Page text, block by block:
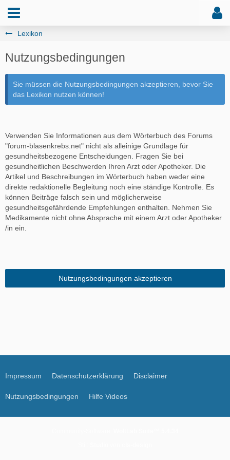
Lexikon
Nutzungsbedingungen
Sie müssen die Nutzungsbedingungen akzeptieren, bevor Sie
das Lexikon nutzen können!
Verwenden Sie Informationen aus dem Wörterbuch des Forums
"forum-blasenkrebs.net" nicht als alleinige Grundlage für
gesundheitsbezogene Entscheidungen. Fragen Sie bei
gesundheitlichen Beschwerden Ihren Arzt oder Apotheker. Die
Artikel und Beschreibungen im Wörterbuch haben weder eine
direkte redaktionelle Begleitung noch eine ständige Kontrolle. Es
können Beiträge falsch sein und möglicherweise
gesundheitsgefährdende Empfehlungen enthalten. Nehmen Sie
Medikamente nicht ohne Absprache mit einem Arzt oder Apotheker
/in ein.
Impressum Datenschutzerklärung Disclaimer
Nutzungsbedingungen Hilfe Videos